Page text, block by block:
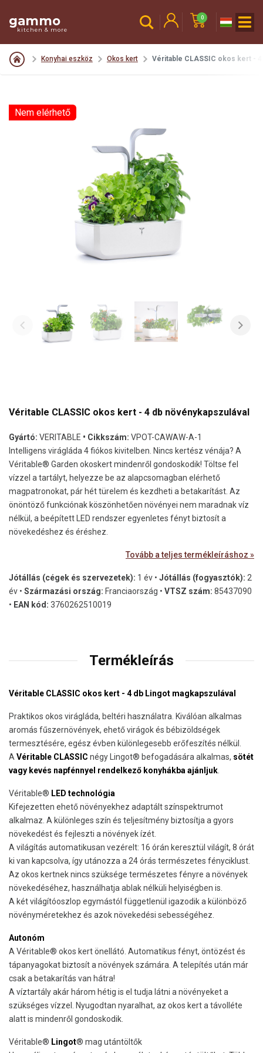
gammo
kitchen & more
0
Konyhai eszköz Okos kert Véritable CLASSIC okos kert -
Nem elérhető
Véritable CLASSIC okos kert - 4 db növénykapszulával
Gyártó: VERITABLE • Cikkszám: VPOT-CAWAW-A-1
Intelligens virágláda 4 fiókos kivitelben. Nincs kertész vénája? A
Véritable® Garden okoskert mindenről gondoskodik! Töltse fel
vízzel a tartályt, helyezze be az alapcsomagban elérhető
magpatronokat, pár hét türelem és kezdheti a betakarítást. Az
önöntöző funkciónak köszönhetően növényei nem maradnak víz
nélkül, a beépített LED rendszer egyenletes fényt biztosít a
növekedéshez és éréshez.
Tovább a teljes termékleíráshoz »
Jótállás (cégek és szervezetek): 1 év • Jótállás (fogyasztók): 2
év • Származási ország: Franciaország • VTSZ szám: 85437090
• EAN kód: 3760262510019
Termékleírás
Véritable CLASSIC okos kert - 4 db Lingot magkapszulával
Praktikos okos virágláda, beltéri használatra. Kiválóan alkalmas
aromás fűszernövények, ehető virágok és bébizöldségek
termesztésére, egész évben különlegesebb erőfeszítés nélkül.
A Véritable CLASSIC négy Lingot® befogadására alkalmas, sötét
vagy kevés napfénnyel rendelkező konyhákba ajánljuk
Véritable® LED technológia
Kifejezetten ehető növényekhez adaptált színspektrumot
alkalmaz. A különleges szín és teljesítmény biztosítja a gyors
növekedést és fejleszti a növények ízét.
A világítás automatikusan vezérelt: 16 órán keresztül világít, 8 órát
ki van kapcsolva, így utánozza a 24 órás természetes fényciklust.
Az okos kertnek nincs szüksége természetes fényre a növények
növekedéséhez, használhatja ablak nélküli helyiségben is.
A két világítóoszlop egymástól függetlenül igazodik a különböző
növényméretekhez és azok növekedési sebességéhez.
Autonóm
A Véritable® okos kert önellátó. Automatikus fényt, öntözést és
tápanyagokat biztosít a növények számára. A telepítés után már
csak a betakarítás van hátra!
A víztartály akár három hétig is el tudja látni a növényeket a
szükséges vízzel. Nyugodtan nyaralhat, az okos kert a távolléte
alatt is mindenről gondoskodik.
Véritable® Lingot® mag utántöltők